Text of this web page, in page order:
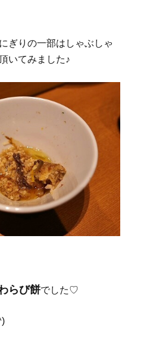
ぎりの一部はしゃぶしゃ
いてみました♪
らび餅でした♡